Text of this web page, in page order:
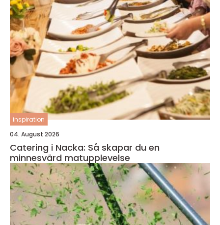
inspiration
04. August 2026
Catering i Nacka: Så skapar du en
minnesvärd matupplevelse